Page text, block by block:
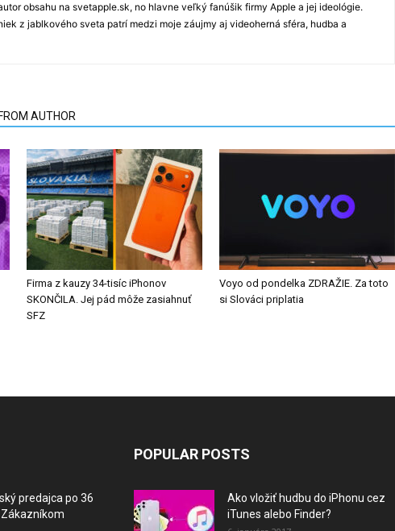
obsahu na svetapple.sk, no hlavne veľký fanúšik firmy Apple a jej ideológie.
z jablkového sveta patrí medzi moje záujmy aj videoherná sféra, hudba a
AUTHOR
Firma z kauzy 34-tisíc iPhonov
SKONČILA. Jej pád môže zasiahnuť
SFZ
Voyo od pondelka ZDRAŽIE. Za toto
si Slováci priplatia
predajca po 36
Zákazníkom
POPULAR POSTS
Ako vložiť hudbu do iPhonu cez
iTunes alebo Finder?